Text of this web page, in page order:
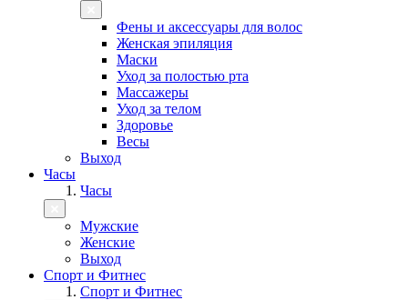
Фены и аксессуары для волос
Женская эпиляция
Маски
Уход за полостью рта
Массажеры
Уход за телом
Здоровье
Весы
Выход
Часы
Часы
Мужские
Женские
Выход
Спорт и Фитнес
Спорт и Фитнес